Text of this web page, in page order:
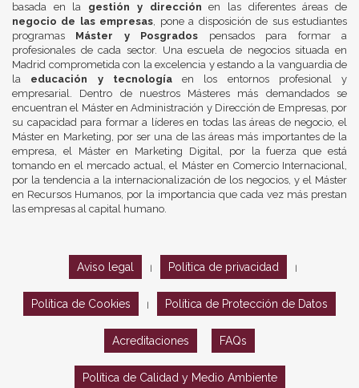
basada en la gestión y dirección en las diferentes áreas de
negocio de las empresas, pone a disposición de sus estudiantes
programas Máster y Posgrados pensados para formar a
profesionales de cada sector. Una escuela de negocios situada en
Madrid comprometida con la excelencia y estando a la vanguardia de
la educación y tecnologíaen los entornos profesional y
empresarial. Dentro de nuestros Másteres más demandados se
encuentran el Máster en Administración y Dirección de Empresas, por
su capacidad para formar a líderes en todas las áreas de negocio, el
Máster en Marketing, por ser una de las áreas más importantes de la
empresa, el Máster en Marketing Digital, por la fuerza que está
tomando en el mercado actual, el Máster en Comercio Internacional,
por la tendencia a la internacionalización de los negocios, y el Máster
en Recursos Humanos, por la importancia que cada vez más prestan
las empresas al capital humano.
Aviso legal Política de privacidad
Política de Cookies Política de Protección de Datos
Acreditaciones FAQs
Política de Calidad y Medio Ambiente